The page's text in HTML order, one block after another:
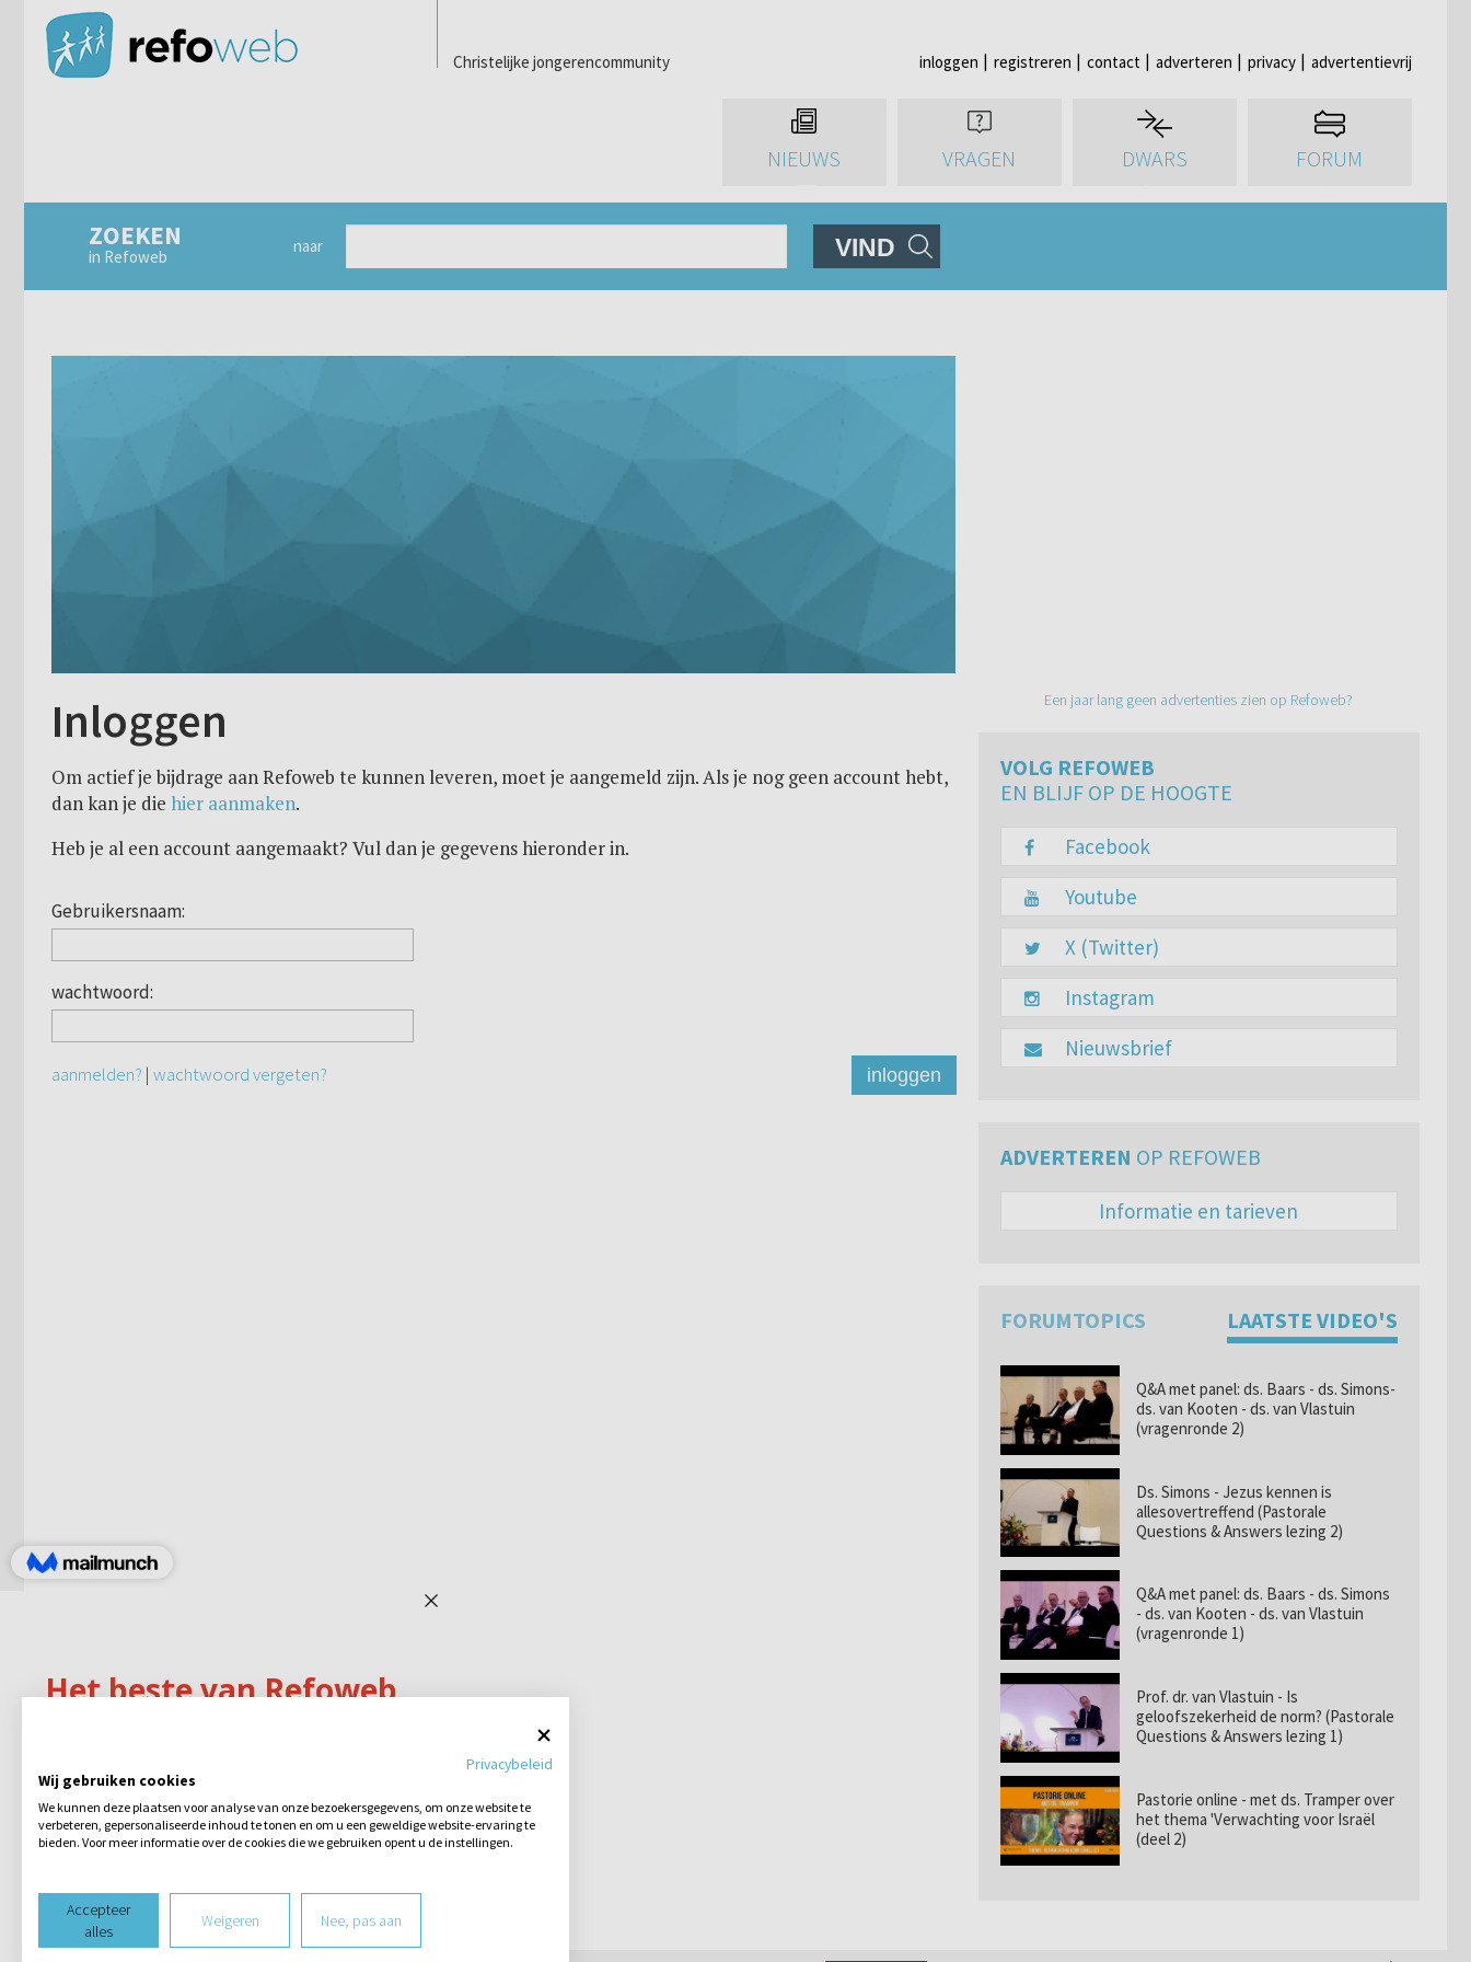
Christelijke jongerencommunity inloggen registreren contact adverteren privacy advertentievrij
NIEUWS VRAGEN DWARS FORUM
ZOEKEN
in Refoweb
naar VIND
Inloggen
Om actief je bijdrage aan Refoweb te kunnen leveren, moet je aangemeld zijn. Als je nog geen account hebt,
dan kan je die hier aanmaken.
Heb je al een account aangemaakt? Vul dan je gegevens hieronder in.
Gebruikersnaam:
wachtwoord:
aanmelden? | wachtwoord vergeten? inloggen
Een jaar lang geen advertenties zien op Refoweb?
VOLG REFOWEB
EN BLIJF OP DE HOOGTE
Facebook
Youtube
X (Twitter)
Instagram
Nieuwsbrief
ADVERTEREN OP REFOWEB
Informatie en tarieven
FORUMTOPICS LAATSTE VIDEO'S
Q&A met panel: ds. Baars - ds. Simons-
ds. van Kooten - ds. van Vlastuin
(vragenronde 2)
Ds. Simons - Jezus kennen is
allesovertreffend (Pastorale
Questions & Answers lezing 2)
Q&A met panel: ds. Baars - ds. Simons
- ds. van Kooten - ds. van Vlastuin
(vragenronde 1)
Prof. dr. van Vlastuin - Is
geloofszekerheid de norm? (Pastorale
Questions & Answers lezing 1)
Pastorie online - met ds. Tramper over
het thema 'Verwachting voor Israël
(deel 2)
Privacybeleid
Wij gebruiken cookies
We kunnen deze plaatsen voor analyse van onze bezoekersgegevens, om onze website te
verbeteren, gepersonaliseerde inhoud te tonen en om u een geweldige website-ervaring te
bieden. Voor meer informatie over de cookies die we gebruiken opent u de instellingen.
Accepteer
alles
Weigeren Nee, pas aan